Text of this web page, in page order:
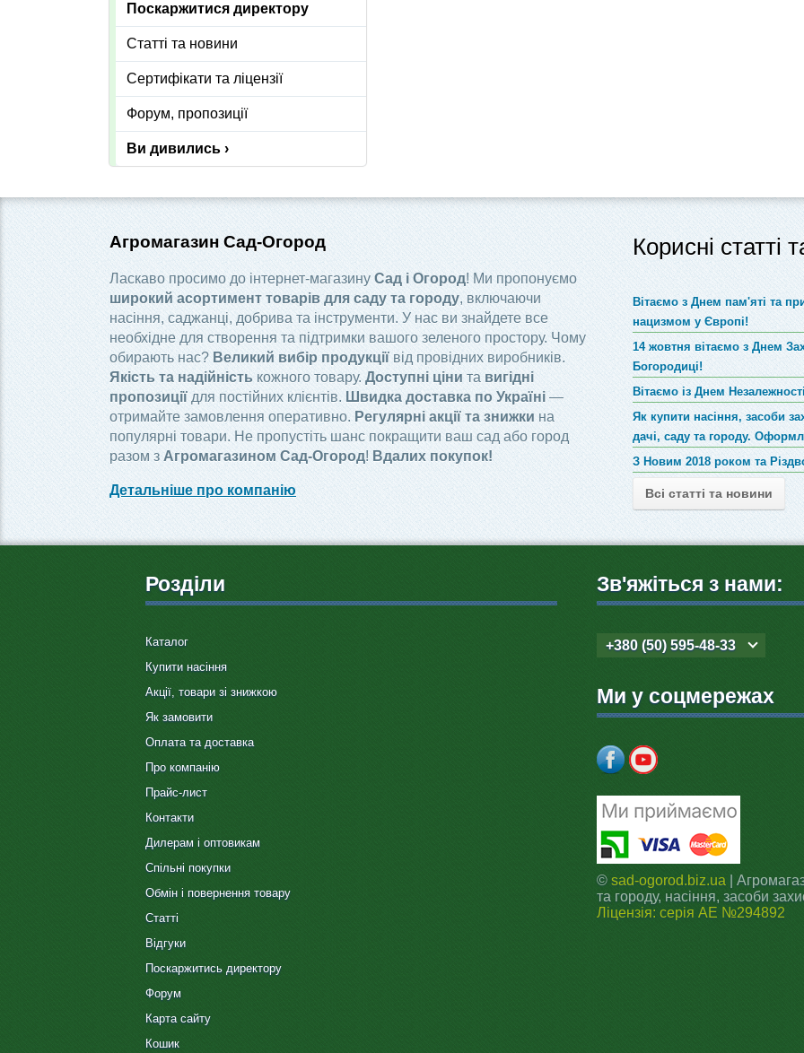
Поскаржитися директору
Статті та новини
Сертифікати та ліцензії
Форум, пропозиції
Ви дивились ›
Агромагазин Сад-Огород
Ласкаво просимо до інтернет-магазину Сад і Огород! Ми пропонуємо
широкий асортимент товарів для саду та городу, включаючи
насіння, саджанці, добрива та інструменти. У нас ви знайдете все
необхідне для створення та підтримки вашого зеленого простору. Чому
обирають нас? Великий вибір продукції від провідних виробників.
Якість та надійність кожного товару.Доступні ціни та вигідні
пропозиціїдля постійних клієнтів. Швидка доставка по Україні—
отримайте замовлення оперативно. Регулярні акції та знижки на
популярні товари. Не пропустіть шанс покращити ваш сад або город
разом зАгромагазином Сад-Огород! Вдалих покупок!
Детальніше про компанію
Корисні статті
Вітаємо з Днем пам'яті та
нацизмом у Європі!
14 жовтня вітаємо з Днем
Богородиці!
Вітаємо із Днем
Як купити насіння, засоби
дачі, саду та городу.
З Новим 2018 роком та
Всі статті та новини
Розділи
Каталог
Купити насіння
Акції, товари зі знижкою
Як замовити
Оплата та доставка
Про компанію
Прайс-лист
Контакти
Дилерам і оптовикам
Спільні покупки
Обмін і повернення товару
Статті
Відгуки
Поскаржитись директору
Форум
Карта сайту
Кошик
Зв'яжіться з нами:
+380 (50) 595-48-33
Ми у соцмережах
© sad-ogorod.biz.ua |
та городу, насіння, засоби
Ліцензія: серія АЕ №294892